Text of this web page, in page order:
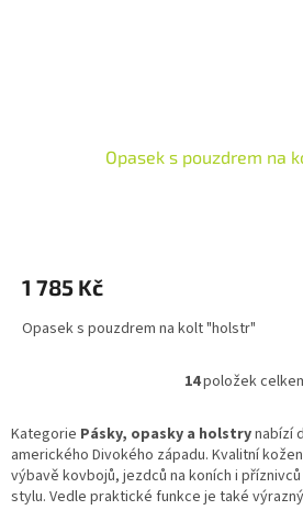
Opasek s pouzdrem na
1 785 Kč
Opasek s pouzdrem na kolt "holstr"
O
l
á
d
a
14položek
Kategorie Pásky, opasky a holstrynabízí
amerického Divokého západu. Kvalitní
výbavě kovbojů, jezdců na koních i
stylu. Vedle praktické funkce je také